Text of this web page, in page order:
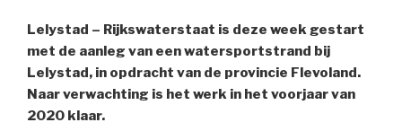
Lelystad – Rijkswaterstaat is deze week gestart
met de aanleg van een watersportstrand bij
Lelystad, in opdracht van de provincie Flevoland.
Naar verwachting is het werk in het voorjaar van
2020 klaar.